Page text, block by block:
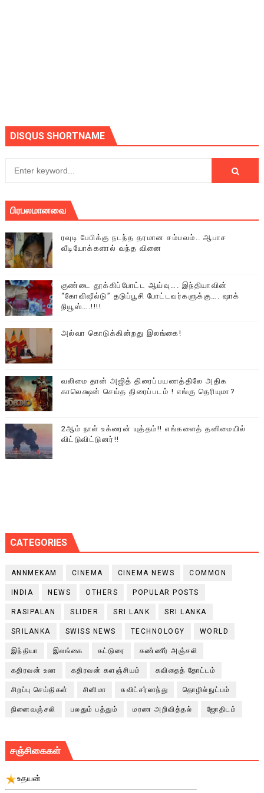
DISQUS SHORTNAME
பிரபலமானவை
ரவுடி பேபிக்கு நடந்த தரமான சம்பவம்.. ஆபாச
வீடியோக்களால் வந்த வினை
குண்டை தூக்கிப்போட்ட ஆய்வு…. இந்தியாவின்
“கோவிஷீல்டு” தடுப்பூசி போட்டவர்களுக்கு…. ஷாக்
நியூஸ்….!!!!
அல்வா கொடுக்கின்றது இலங்கை!
வலிமை தான் அஜித் திரைப்பயணத்திலே அதிக
காலெக்ஷன் செய்த திரைப்படம் ! எங்கு தெரியுமா?
2ஆம் நாள் உக்ரைன் யுத்தம்!! எங்களைத் தனிமையில்
விட்டுவிட்டுனர்!!
CATEGORIES
ANNMEKAM CINEMA CINEMA NEWS COMMON
INDIA NEWS OTHERS POPULAR POSTS
RASIPALAN SLIDER SRI LANK SRI LANKA
SRILANKA SWISS NEWS TECHNOLOGY WORLD
இந்தியா இலங்கை கட்டுரை கண்ணீர் அஞ்சலி
கதிரவன் உலா கதிரவன் களஞ்சியம் கவிதைத் தோட்டம்
சிறப்பு செய்திகள் சினிமா சுவிட்சர்லாந்து தொழில்நுட்பம்
நினைவஞ்சலி பலதும் பத்தும் மரண அறிவித்தல் ஜோதிடம்
சஞ்சிகைகள்
உதயன்